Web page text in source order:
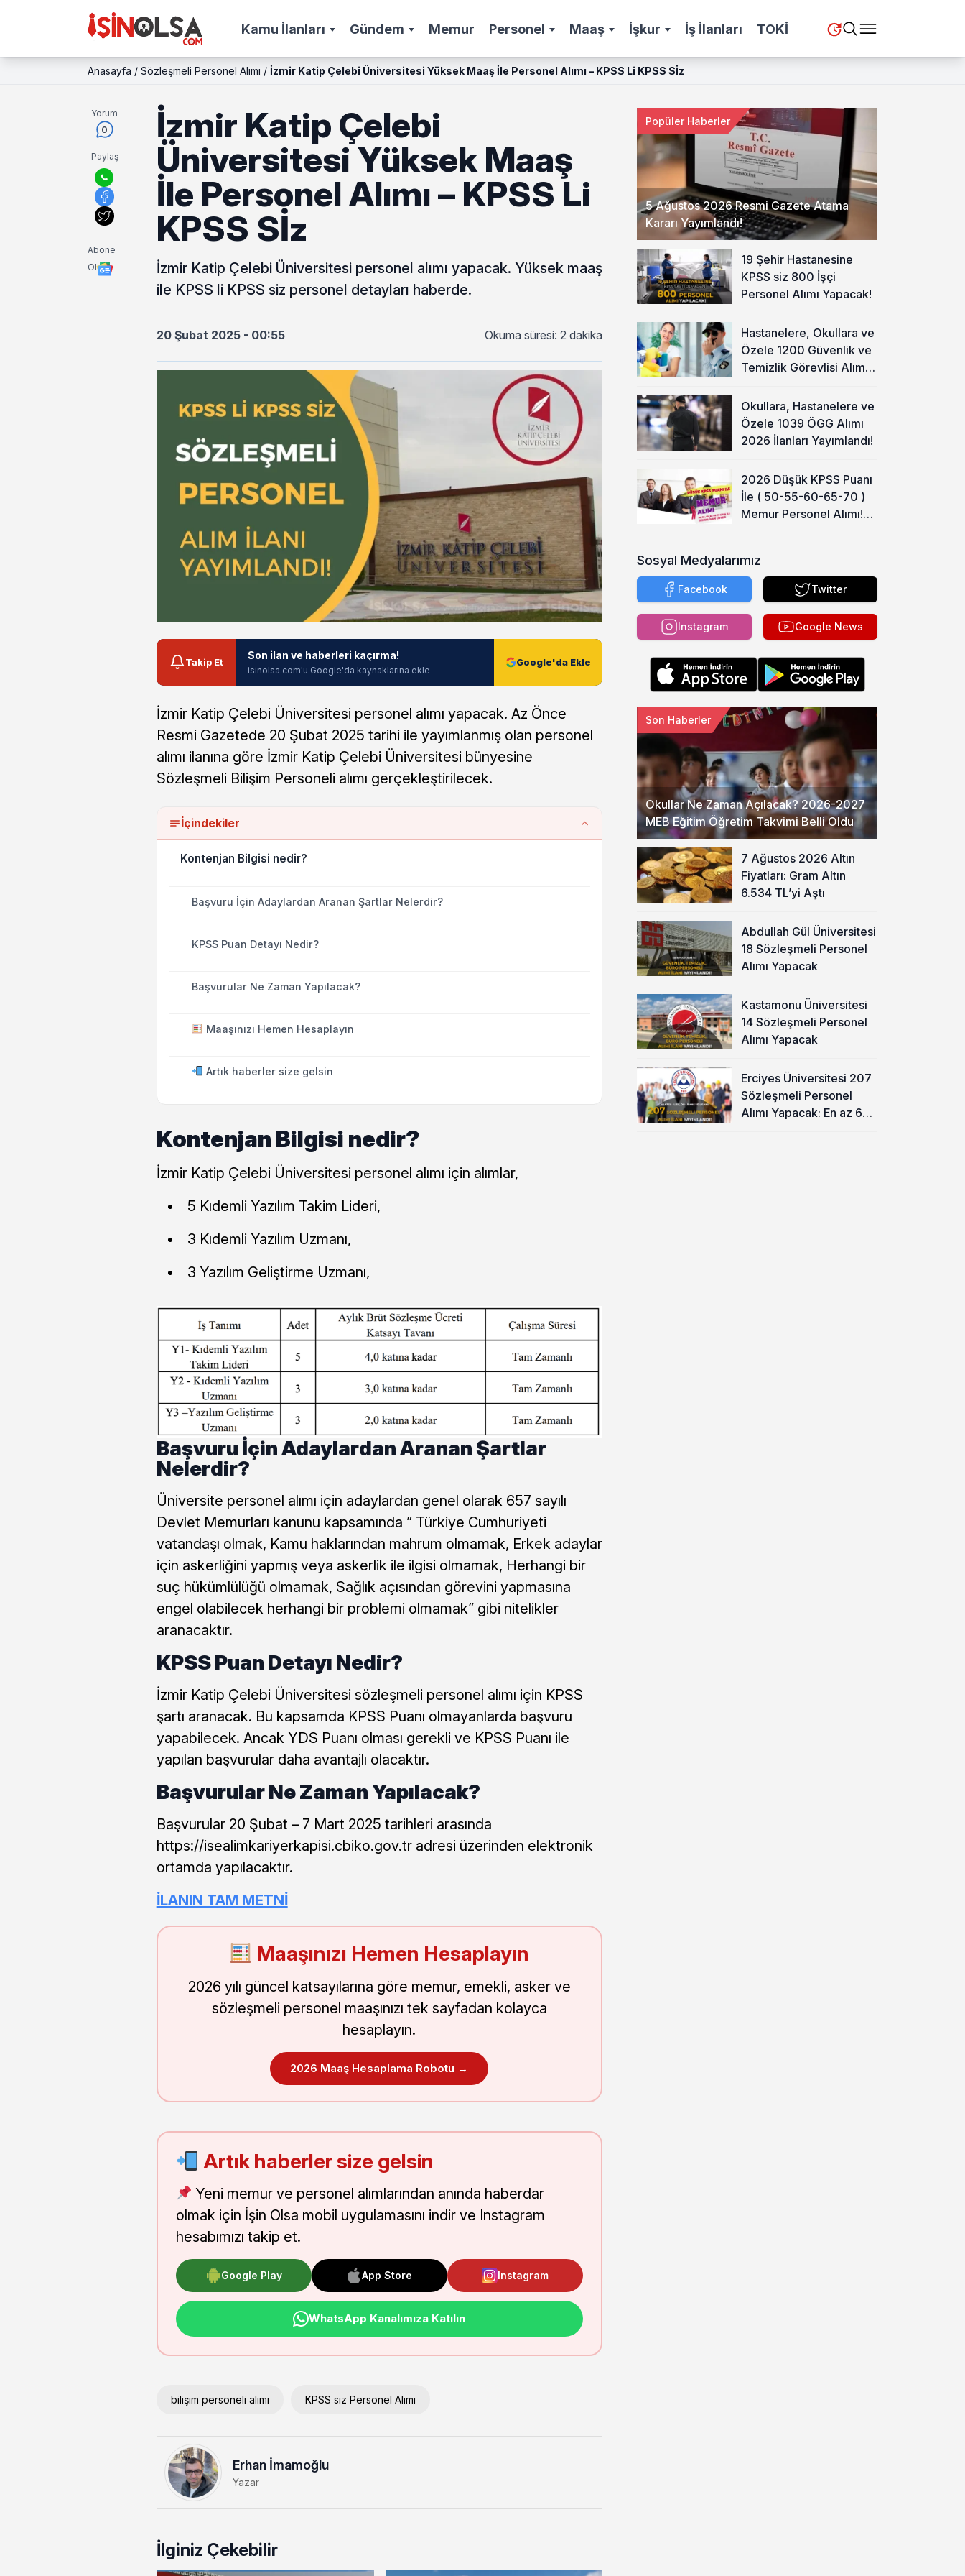
Kamu İlanları Gündem Memur Personel Maaş İşkur İş İlanları TOKİ
Anasayfa / Sözleşmeli Personel Alımı / İzmir Katip Çelebi Üniversitesi Yüksek Maaş İle Personel Alımı – KPSS Li KPSS Sİz
Yorum
0
Paylaş
Abone
Ol
İzmir Katip Çelebi
Üniversitesi Yüksek Maaş
İle Personel Alımı – KPSS Li
KPSS Sİz
İzmir Katip Çelebi Üniversitesi personel alımı yapacak. Yüksek maaş
ile KPSS li KPSS siz personel detayları haberde.
20 Şubat 2025 - 00:55 Okuma süresi: 2 dakika
Takip Et
Son ilan ve haberleri kaçırma!
isinolsa.com'u Google'da kaynaklarına ekle
Google'da Ekle
İzmir Katip Çelebi Üniversitesi personel alımı yapacak. Az Önce
Resmi Gazetede 20 Şubat 2025 tarihi ile yayımlanmış olan personel
alımı ilanına göre İzmir Katip Çelebi Üniversitesi bünyesine
Sözleşmeli Bilişim Personeli alımı gerçekleştirilecek.
İçindekiler
Kontenjan Bilgisi nedir?
Başvuru İçin Adaylardan Aranan Şartlar Nelerdir?
KPSS Puan Detayı Nedir?
Başvurular Ne Zaman Yapılacak?
Maaşınızı Hemen Hesaplayın
Artık haberler size gelsin
Kontenjan Bilgisi nedir?
İzmir Katip Çelebi Üniversitesi personel alımı için alımlar,
5 Kıdemli Yazılım Takim Lideri,
3 Kıdemli Yazılım Uzmanı,
3 Yazılım Geliştirme Uzmanı,
Başvuru İçin Adaylardan Aranan Şartlar
Nelerdir?
Üniversite personel alımı için adaylardan genel olarak 657 sayılı
Devlet Memurları kanunu kapsamında ” Türkiye Cumhuriyeti
vatandaşı olmak, Kamu haklarından mahrum olmamak, Erkek adaylar
için askerliğini yapmış veya askerlik ile ilgisi olmamak, Herhangi bir
suç hükümlülüğü olmamak, Sağlık açısından görevini yapmasına
engel olabilecek herhangi bir problemi olmamak” gibi nitelikler
aranacaktır.
KPSS Puan Detayı Nedir?
İzmir Katip Çelebi Üniversitesi sözleşmeli personel alımı için KPSS
şartı aranacak. Bu kapsamda KPSS Puanı olmayanlarda başvuru
yapabilecek. Ancak YDS Puanı olması gerekli ve KPSS Puanı ile
yapılan başvurular daha avantajlı olacaktır.
Başvurular Ne Zaman Yapılacak?
Başvurular 20 Şubat – 7 Mart 2025 tarihleri arasında
https://isealimkariyerkapisi.cbiko.gov.tr adresi üzerinden elektronik
ortamda yapılacaktır.
İLANIN TAM METNİ
Maaşınızı Hemen Hesaplayın
2026 yılı güncel katsayılarına göre memur, emekli, asker ve
sözleşmeli personel maaşınızı tek sayfadan kolayca
hesaplayın.
2026 Maaş Hesaplama Robotu →
Artık haberler size gelsin
Yeni memur ve personel alımlarından anında haberdar
olmak için İşin Olsa mobil uygulamasını indir ve Instagram
hesabımızı takip et.
Google Play App Store Instagram
WhatsApp Kanalımıza Katılın
bilişim personeli alımı KPSS siz Personel Alımı
Erhan İmamoğlu
Yazar
İlginiz Çekebilir
5 Ağustos 2026 Resmi Gazete Atama
Kararı Yayımlandı!
Popüler Haberler
19 Şehir Hastanesine
KPSS siz 800 İşçi
Personel Alımı Yapacak!
Hastanelere, Okullara ve
Özele 1200 Güvenlik ve
Temizlik Görevlisi Alımı
Okullara, Hastanelere ve
Özele 1039 ÖGG Alımı
2026 İlanları Yayımlandı!
2026 Düşük KPSS Puanı
İle ( 50-55-60-65-70 )
Memur Personel Alımı!
Sosyal Medyalarımız
Facebook Twitter
Instagram Google News
Okullar Ne Zaman Açılacak? 2026-2027
MEB Eğitim Öğretim Takvimi Belli Oldu
Son Haberler
7 Ağustos 2026 Altın
Fiyatları: Gram Altın
6.534 TL’yi Aştı
Abdullah Gül Üniversitesi
18 Sözleşmeli Personel
Alımı Yapacak
Kastamonu Üniversitesi
14 Sözleşmeli Personel
Alımı Yapacak
Erciyes Üniversitesi 207
Sözleşmeli Personel
Alımı Yapacak: En az 60